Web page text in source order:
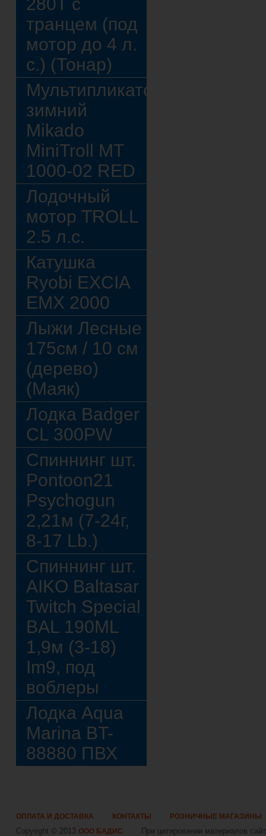
транцем (под
мотор до 4 л.
с.) (Тонар)
Мультипликатор
зимний
Mikado
MiniTroll MT
1000-02 RED
Лодочный
мотор TROLL
2.5 л.с.
Катушка
Ryobi EXCIA
EMX 2000
Лыжи Лесные
175см / 10 см
(дерево)
(Маяк)
Лодка Badger
CL 300PW
Спиннинг шт.
Pontoon21
Psychogun
2,21м (7-24г,
8-17 Lb.)
Спиннинг шт.
AIKO Baltasar
Twitch Special
BAL 190ML
1,9м (3-18)
Im9, под
воблеры
Лодка Aqua
Marina BT-
88880 ПВХ
ОПЛАТА И ДОСТАВКА КОНТАКТЫ РОЗНИЧНЫЕ МАГАЗИНЫ
Copyright © 2013 ООО БАДИС При цитировании материалов